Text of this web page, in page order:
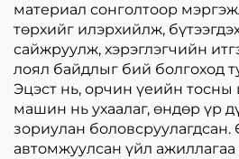
материал сонголтоор
төрхийг илэрхийлж,
сайжруулж, хэрэглэгчийн
лоял байдлыг бий болгоход
Эцэст нь, орчин үеийн тосны
машин нь ухаалаг, өндөр үр
зориулан боловсруулагдсан.
автомжуулсан үйл